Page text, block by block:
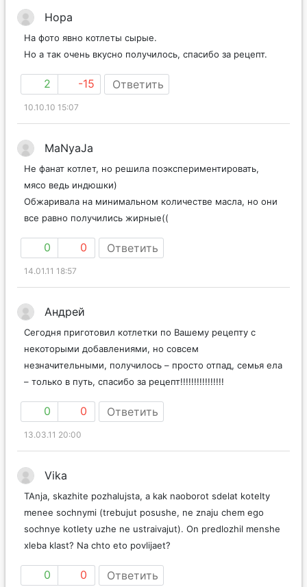
Нора
На фото явно котлеты сырые.
Но а так очень вкусно получилось, спасибо за рецепт.
2 -15 Ответить
10.10.10 15:07
MaNyaJa
Не фанат котлет, но решила поэкспериментировать,
мясо ведь индюшки)
Обжаривала на минимальном количестве масла, но они
все равно получились жирные((
0 0 Ответить
14.01.11 18:57
Андрей
Сегодня приготовил котлетки по Вашему рецепту с
некоторыми добавлениями, но совсем
незначительными, получилось – просто отпад, семья ела
– только в путь, спасибо за рецепт!!!!!!!!!!!!!!!!
0 0 Ответить
13.03.11 20:00
Vika
TAnja, skazhite pozhalujsta, a kak naoborot sdelat kotelty
menee sochnymi (trebujut posushe, ne znaju chem ego
sochnye kotlety uzhe ne ustraivajut). On predlozhil menshe
xleba klast? Na chto eto povlijaet?
0 0 Ответить